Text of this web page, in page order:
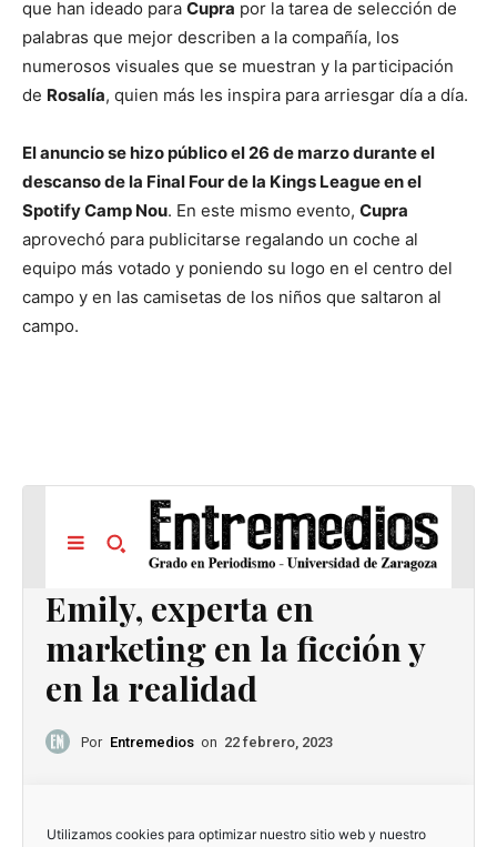
que han ideado para Cupra por la tarea de selección de
palabras que mejor describen a la compañía, los
numerosos visuales que se muestran y la participación
de Rosalía, quien más les inspira para arriesgar día a día.
El anuncio se hizo público el 26 de marzo durante el
descanso de la Final Four de la Kings League en el
Spotify Camp Nou. En este mismo evento, Cupra
aprovechó para publicitarse regalando un coche al
equipo más votado y poniendo su logo en el centro del
campo y en las camisetas de los niños que saltaron al
campo.